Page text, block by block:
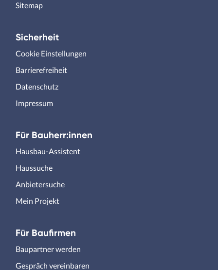
Sitemap
Sicherheit
Cookie Einstellungen
Barrierefreiheit
Datenschutz
Impressum
Für Bauherr:innen
Hausbau-Assistent
Haussuche
Anbietersuche
Mein Projekt
Für Baufirmen
Baupartner werden
Gespräch vereinbaren